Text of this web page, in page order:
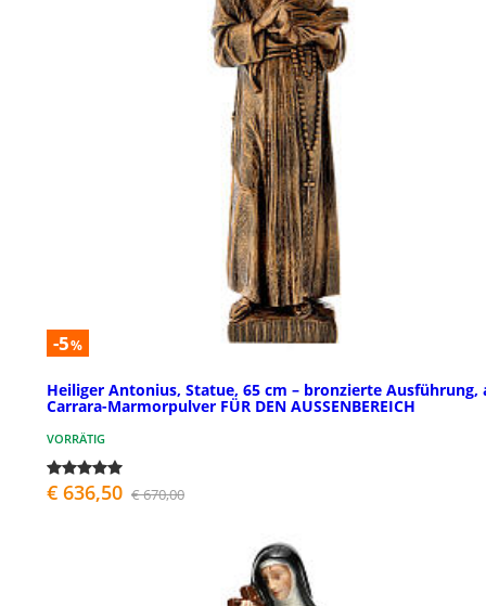
-5%
Heiliger Antonius, Statue, 65 cm – bronzierte Ausführung,
Carrara-Marmorpulver FÜR DEN AUSSENBEREICH
VORRÄTIG
€ 636,50 € 670,00